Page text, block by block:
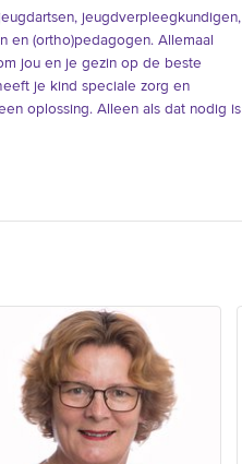
jeugdverpleegkundigen,
en (ortho)pedagogen. Allemaal
jou en je gezin op de beste
je kind speciale zorg en
oplossing. Alleen als dat nodig is